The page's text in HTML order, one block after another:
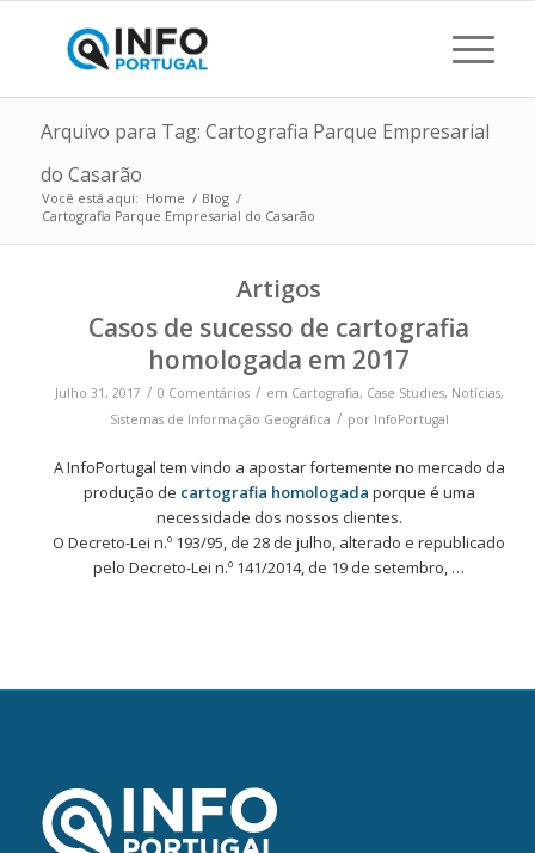
Arquivo para Tag: Cartografia Parque Empresarial
do Casarão
Você está aqui: Home / Blog /
Cartografia Parque Empresarial do Casarão
Artigos
Casos de sucesso de cartografia
homologada em 2017
Julho 31, 2017 / 0 Comentários / em Cartografia, Case Studies, Notícias,
Sistemas de Informação Geográfica / por InfoPortugal
A InfoPortugal tem vindo a apostar fortemente no mercado da
produção de cartografia homologada porque é uma
necessidade dos nossos clientes.
O Decreto-Lei n.º 193/95, de 28 de julho, alterado e republicado
pelo Decreto-Lei n.º 141/2014, de 19 de setembro, …